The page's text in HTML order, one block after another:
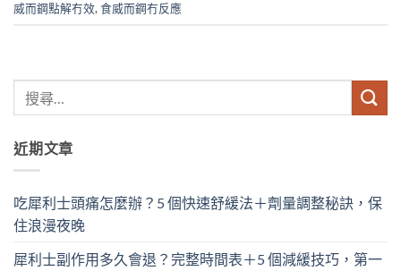
威而鋼點解冇效,食威而鋼冇反應
近期文章
吃犀利士頭痛怎麼辦？5 個快速舒緩法＋劑量調整秘訣，保
住浪漫夜晚
犀利士副作用多久會退？完整時間表＋5 個減緩技巧，第一